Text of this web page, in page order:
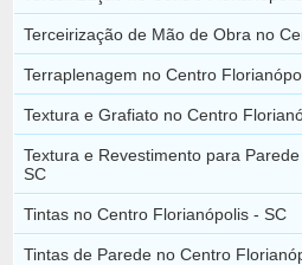
Terceirização de Mão de Obra no
Terraplenagem no Centro
Textura e Grafiato no Centro
Textura e Revestimento para
SC
Tintas no Centro Florianópolis - SC
Tintas de Parede no Centro